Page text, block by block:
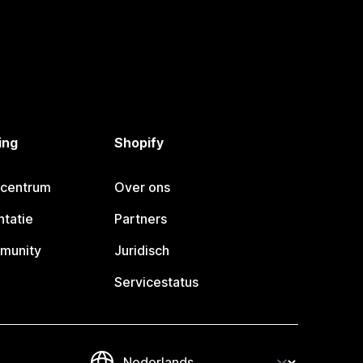
Shopify
Over ons
Partners
Juridisch
Servicestatus